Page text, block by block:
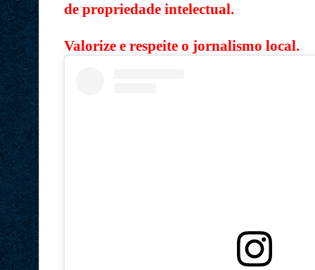
de propriedade intelectual.
Valorize e respeite o jornalismo local.